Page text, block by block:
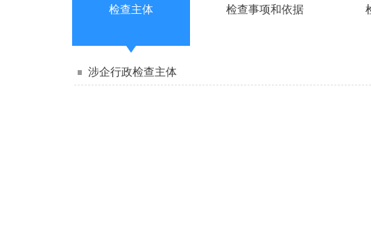
检查主体 检查事项和依据
涉企行政检查主体